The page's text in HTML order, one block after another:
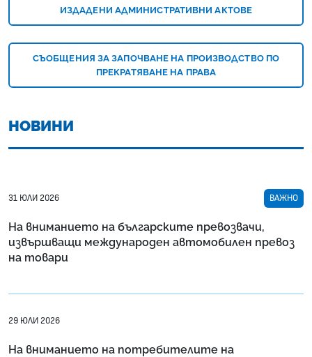
ИЗДАДЕНИ АДМИНИСТРАТИВНИ АКТОВЕ
СЪОБЩЕНИЯ ЗА ЗАПОЧВАНЕ НА ПРОИЗВОДСТВО ПО
ПРЕКРАТЯВАНЕ НА ПРАВА
НОВИНИ
31 ЮЛИ 2026 ВАЖНО
На вниманието на българските превозвачи,
извършващи международен автомобилен превоз
на товари
29 ЮЛИ 2026
На вниманието на потребителите на